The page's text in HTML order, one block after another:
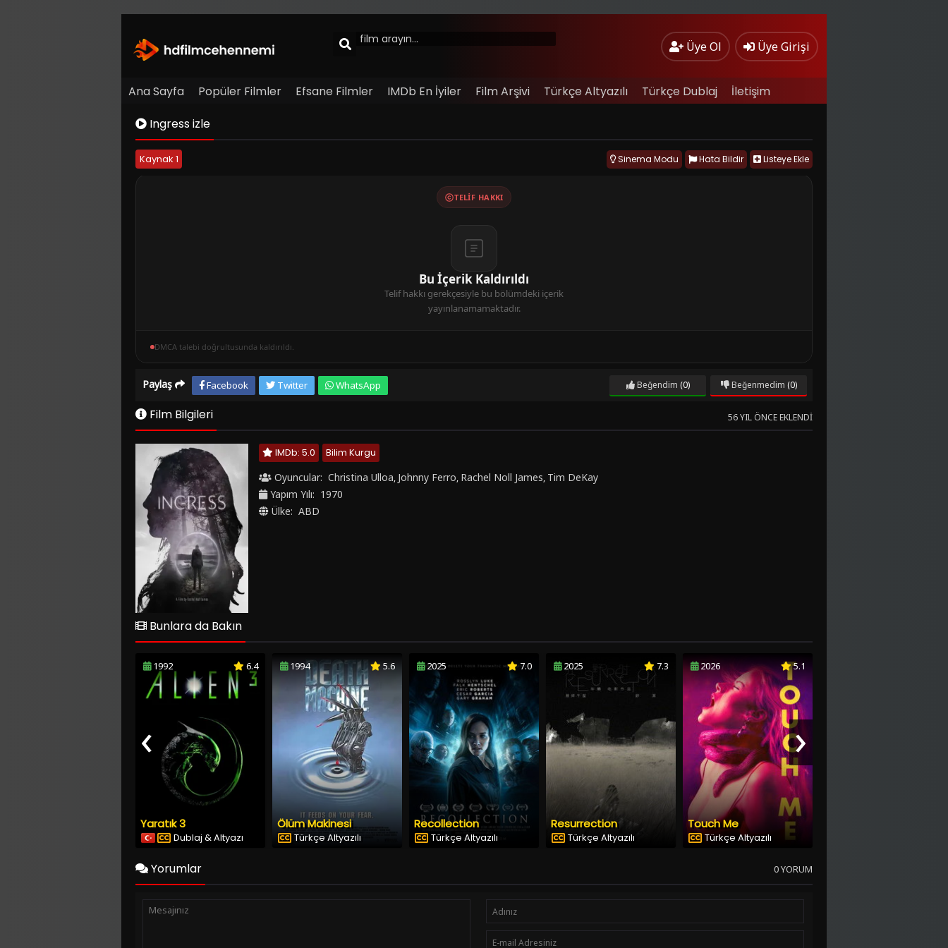
Üye Ol Üye Girişi
Ana Sayfa Popüler Filmler Efsane Filmler IMDb En İyiler Film Arşivi Türkçe Altyazılı Türkçe Dublaj
İletişim
Ingress izle
Kaynak 1 Listeye Ekle
Hata Bildir
Sinema Modu
TELIF HAKKI
Bu İçerik Kaldırıldı
Telif hakkı gerekçesiyle bu bölümdeki içerik
yayınlanamamaktadır.
DMCA talebi doğrultusunda kaldırıldı.
Paylaş Facebook Twitter WhatsApp Beğendim (0) Beğenmedim (0)
Film Bilgileri 56 YIL ÖNCE EKLENDI
IMDb: 5.0
Bilim Kurgu
Oyuncular: Christina Ulloa, Johnny Ferro, Rachel Noll James, Tim DeKay
Yapım Yılı: 1970
Ülke: ABD
Bunlara da Bakın
1992 6.4
Yaratık 3
Dublaj & Altyazı
1994 5.6
Ölüm Makinesi
Türkçe Altyazılı
2025 7.0
Recollection
Türkçe Altyazılı
2025 7.3
Resurrection
Türkçe Altyazılı
2026 5.1
Touch Me
Türkçe Altyazılı
‹ ›
Yorumlar 0 YORUM